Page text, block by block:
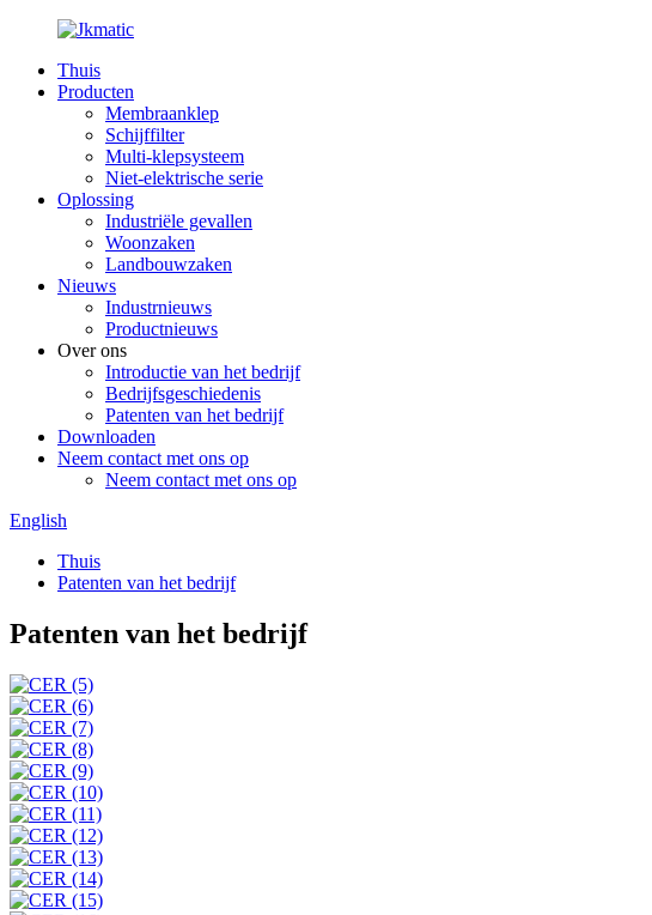
Thuis
Producten
Membraanklep
Schijffilter
Multi-klepsysteem
Niet-elektrische serie
Oplossing
Industriële gevallen
Woonzaken
Landbouwzaken
Nieuws
Industrnieuws
Productnieuws
Over ons
Introductie van het bedrijf
Bedrijfsgeschiedenis
Patenten van het bedrijf
Downloaden
Neem contact met ons op
Neem contact met ons op
English
Thuis
Patenten van het bedrijf
Patenten van het bedrijf